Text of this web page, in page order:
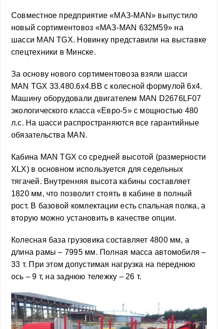
Cовместное предприятие «МАЗ-MAN» выпустило
новый сортиментовоз «МАЗ-МАN 632М59» на
шасси MAN TGX. Новинку представили на выставке
спецтехники в Минске.
За основу нового сортиментовоза взяли шасси
MAN TGX 33.480.6x4.BB с колесной формулой 6х4.
Машину оборудовали двигателем MAN D2676LF07
экологического класса «Евро-5» с мощностью 480
л.с. На шасси распространяются все гарантийные
обязательства MAN.
Кабина MAN TGX со средней высотой (размерности
XLX) в основном используется для седельных
тягачей. Внутренняя высота кабины составляет
1820 мм, что позволит стоять в кабине в полный
рост. В базовой комлектации есть спальная полка, а
вторую можно установить в качестве опции.
Колесная база грузовика составляет 4800 мм, а
длина рамы – 7995 мм. Полная масса автомобиля –
33 т. При этом допустимая нагрузка на переднюю
ось – 9 т, на заднюю тележку – 26 т.